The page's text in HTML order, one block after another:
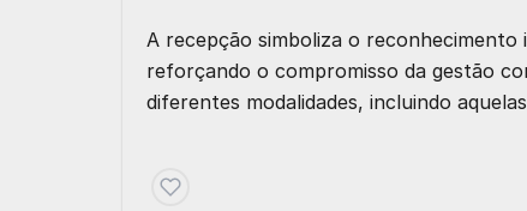
A recepção simboliza o
reforçando o compromisso da gestão
diferentes modalidades, incluindo